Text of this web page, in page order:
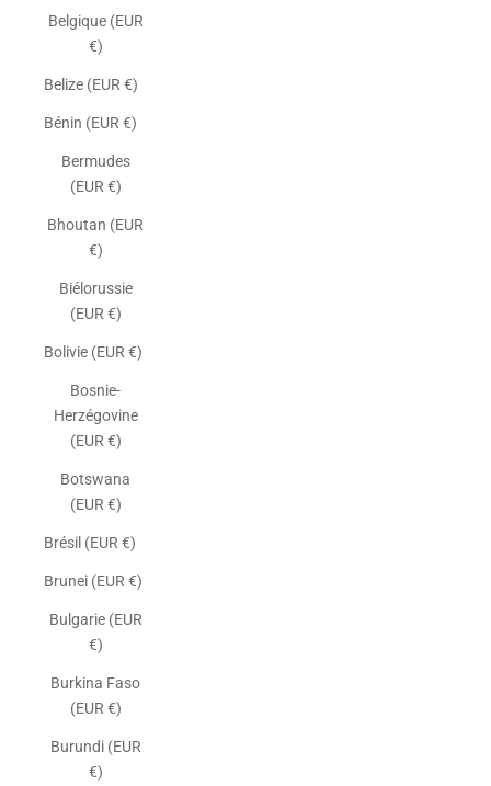
Belgique (EUR
€)
Belize (EUR €)
Bénin (EUR €)
Bermudes
(EUR €)
Bhoutan (EUR
€)
Biélorussie
(EUR €)
Bolivie (EUR €)
Bosnie-
Herzégovine
(EUR €)
Botswana
(EUR €)
Brésil (EUR €)
Brunei (EUR €)
Bulgarie (EUR
€)
Burkina Faso
(EUR €)
Burundi (EUR
€)